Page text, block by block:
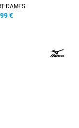
DAMES
€